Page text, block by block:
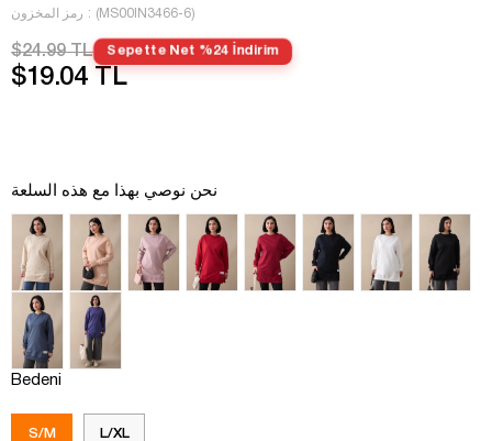
رمز المخزون (MS00IN3466-6)
$24.99 TL Sepette Net %24 İndirim
$19.04 TL
نحن نوصي بهذا مع هذه السلعة
Bedeni
S/M L/XL